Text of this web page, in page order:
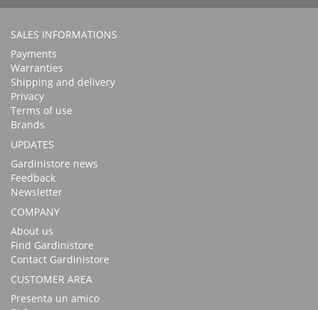
SALES INFORMATIONS
Payments
Warranties
Shipping and delivery
Privacy
Terms of use
Brands
UPDATES
Gardinistore news
Feedback
Newsletter
COMPANY
About us
Find Gardinistore
Contact Gardinistore
CUSTOMER AREA
Presenta un amico